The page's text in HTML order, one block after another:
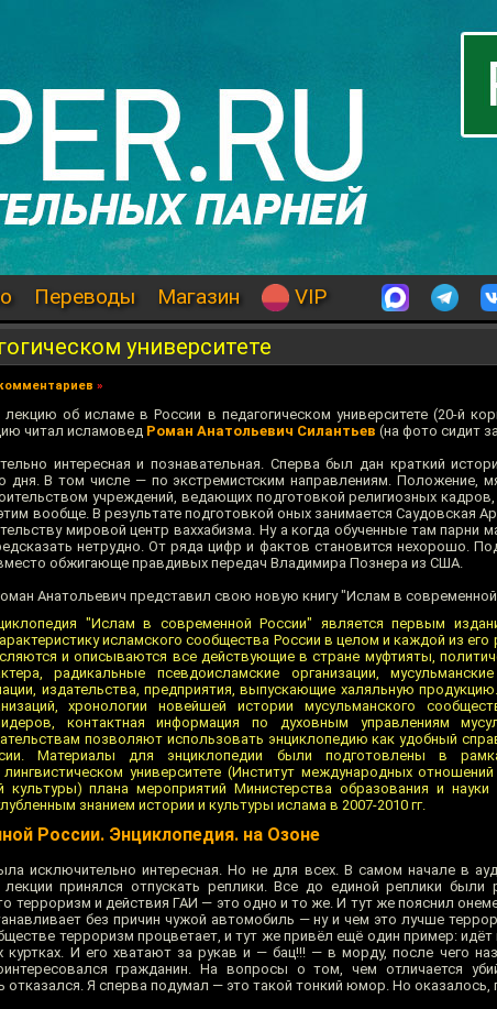
Переводы Магазин VIP
университете
»
об исламе в России в педагогическом университете (20-й
читал исламовед Роман Анатольевич Силантьев (на фото сидит
интересная и познавательная. Сперва был дан краткий
дня. В том числе — по экстремистским направлениям. Положение,
учреждений, ведающих подготовкой религиозных
вообще. В результате подготовкой оных занимается Саудовская
мировой центр ваххабизма. Ну а когда обученные там парни
нетрудно. От ряда цифр и фактов становится нехорошо.
обжигающе правдивых передач Владимира Познера из США.
Анатольевич представил свою новую книгу "Ислам в
"Ислам в современной России" является первым
исламского сообщества России в целом и каждой из
и описываются все действующие в стране муфтияты,
радикальные псевдоисламские организации,
издательства, предприятия, выпускающие халяльную продукцию.
хронологии новейшей истории мусульманского
контактная информация по духовным управлениям
позволяют использовать энциклопедию как удобный
Материалы для энциклопедии были подготовлены в
университете (Институт международных
культуры) плана мероприятий Министерства образования и
знанием истории и культуры ислама в 2007-2010 гг.
России. Энциклопедия. на Озоне
исключительно интересная. Но не для всех. В самом начале в
принялся отпускать реплики. Все до единой реплики были
терроризм и действия ГАИ — это одно и то же. И тут же пояснил
без причин чужой автомобиль — ну и чем это лучше
терроризм процветает, и тут же привёл ещё один пример: идёт
куртках. И его хватают за рукав и — бац!!! — в морду, после чего
гражданин. На вопросы о том, чем отличается
отказался. Я сперва подумал — это такой тонкий юмор. Но оказалось,